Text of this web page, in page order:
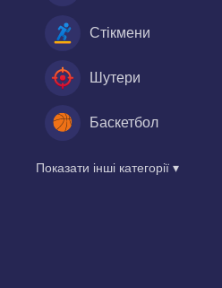
Стікмени
Шутери
Баскетбол
Показати інші категорії ▾